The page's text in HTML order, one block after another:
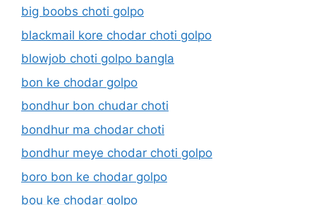
big boobs choti golpo
blackmail kore chodar choti golpo
blowjob choti golpo bangla
bon ke chodar golpo
bondhur bon chudar choti
bondhur ma chodar choti
bondhur meye chodar choti golpo
boro bon ke chodar golpo
bou ke chodar golpo